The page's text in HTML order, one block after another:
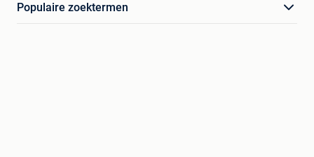
Populaire zoektermen